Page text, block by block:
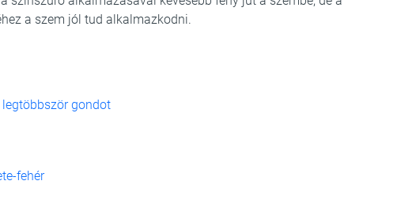
a szem jól tud alkalmazkodni.
gondot
fehér